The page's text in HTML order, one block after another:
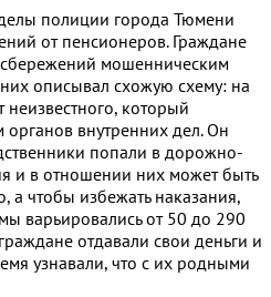
полиции города Тюмени
от пенсионеров. Граждане
мошенническим
описывал схожую схему: на
неизвестного, который
органов внутренних дел. Он
попали в дорожно-
и в отношении них может быть
а чтобы избежать наказания,
варьировались от 50 до 290
отдавали свои деньги и
узнавали, что с их родными